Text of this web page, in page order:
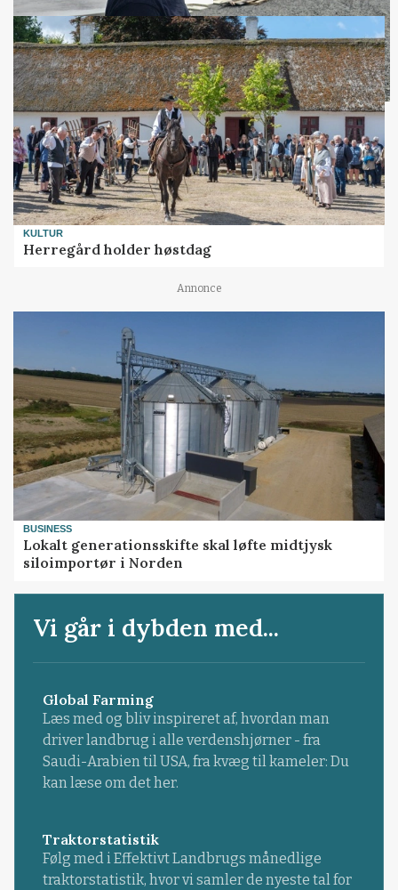
KULTUR
Herregård holder høstdag
Annonce
BUSINESS
Lokalt generationsskifte skal løfte midtjysk
siloimportør i Norden
Vi går i dybden med...
Global Farming
Læs med og bliv inspireret af, hvordan man
driver landbrug i alle verdenshjørner - fra
Saudi-Arabien til USA, fra kvæg til kameler: Du
kan læse om det her.
Traktorstatistik
Følg med i Effektivt Landbrugs månedlige
traktorstatistik, hvor vi samler de nyeste tal for